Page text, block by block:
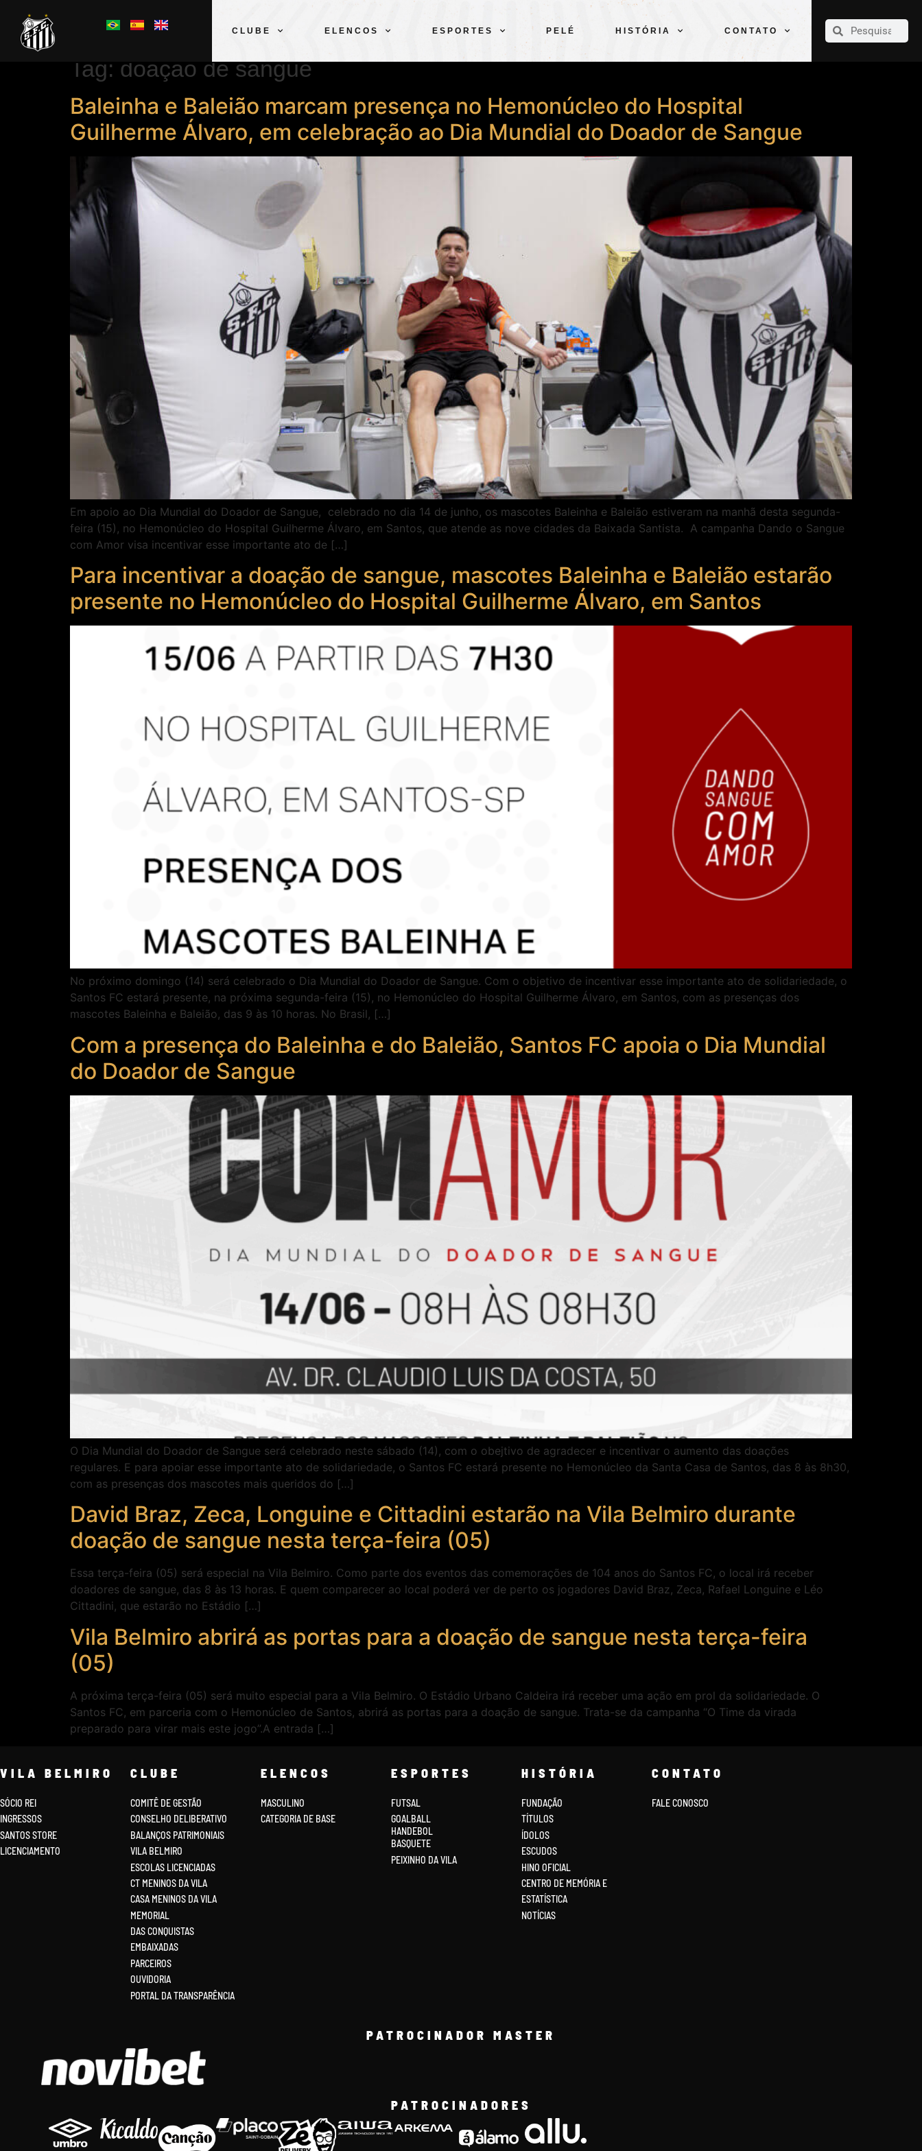
CLUBE ELENCOS ESPORTES PELÉ HISTÓRIA CONTATO
CLUBE
Tag: doação de sangue
Baleinha e Baleião marcam presença no Hemonúcleo do Hospital
Guilherme Álvaro, em celebração ao Dia Mundial do Doador de Sangue
Em apoio ao Dia Mundial do Doador de Sangue, celebrado no dia 14 de junho, os mascotes Baleinha e Baleião estiveram na manhã desta segunda-
feira (15), no Hemonúcleo do Hospital Guilherme Álvaro, em Santos, que atende as nove cidades da Baixada Santista. A campanha Dando o Sangue
com Amor visa incentivar esse importante ato de […]
Para incentivar a doação de sangue, mascotes Baleinha e Baleião estarão
presente no Hemonúcleo do Hospital Guilherme Álvaro, em Santos
No próximo domingo (14) será celebrado o Dia Mundial do Doador de Sangue. Com o objetivo de incentivar esse importante ato de solidariedade, o
Santos FC estará presente, na próxima segunda-feira (15), no Hemonúcleo do Hospital Guilherme Álvaro, em Santos, com as presenças dos
mascotes Baleinha e Baleião, das 9 às 10 horas. No Brasil, […]
Com a presença do Baleinha e do Baleião, Santos FC apoia o Dia Mundial
do Doador de Sangue
O Dia Mundial do Doador de Sangue será celebrado neste sábado (14), com o obejtivo de agradecer e incentivar o aumento das doações
regulares. E para apoiar esse importante ato de solidariedade, o Santos FC estará presente no Hemonúcleo da Santa Casa de Santos, das 8 às 8h30,
com as presenças dos mascotes mais queridos do […]
David Braz, Zeca, Longuine e Cittadini estarão na Vila Belmiro durante
doação de sangue nesta terça-feira (05)
Essa terça-feira (05) será especial na Vila Belmiro. Como parte dos eventos das comemorações de 104 anos do Santos FC, o local irá receber
doadores de sangue, das 8 às 13 horas. E quem comparecer ao local poderá ver de perto os jogadores David Braz, Zeca, Rafael Longuine e Léo
Cittadini, que estarão no Estádio […]
Vila Belmiro abrirá as portas para a doação de sangue nesta terça-feira
(05)
A próxima terça-feira (05) será muito especial para a Vila Belmiro. O Estádio Urbano Caldeira irá receber uma ação em prol da solidariedade. O
Santos FC, em parceria com o Hemonúcleo de Santos, abrirá as portas para a doação de sangue. Trata-se da campanha “O Time da virada
preparado para virar mais este jogo”.A entrada […]
VILA BELMIRO
SÓCIO REI
INGRESSOS
SANTOS STORE
LICENCIAMENTO
CLUBE
COMITÊ DE GESTÃO
CONSELHO DELIBERATIVO
BALANÇOS PATRIMONIAIS
VILA BELMIRO
ESCOLAS LICENCIADAS
CT MENINOS DA VILA
CASA MENINOS DA VILA
MEMORIAL
DAS CONQUISTAS
EMBAIXADAS
PARCEIROS
OUVIDORIA
PORTAL DA TRANSPARÊNCIA
ELENCOS
MASCULINO
CATEGORIA DE BASE
ESPORTES
FUTSAL
GOALBALL
HANDEBOL
BASQUETE
PEIXINHO DA VILA
HISTÓRIA
FUNDAÇÃO
TÍTULOS
ÍDOLOS
ESCUDOS
HINO OFICIAL
CENTRO DE MEMÓRIA E
ESTATÍSTICA
NOTÍCIAS
CONTATO
FALE CONOSCO
PATROCINADOR MASTER
PATROCINADORES